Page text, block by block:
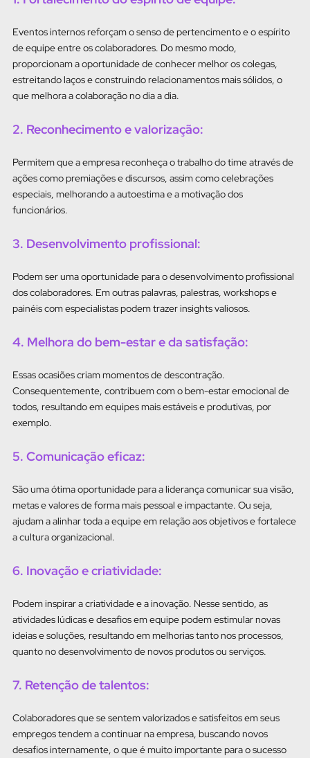
Eventos internos reforçam o senso de pertencimento e o espírito
de equipe entre os colaboradores. Do mesmo modo,
proporcionam a oportunidade de conhecer melhor os colegas,
estreitando laços e construindo relacionamentos mais sólidos, o
que melhora a colaboração no dia a dia.
2. Reconhecimento e valorização:
Permitem que a empresa reconheça o trabalho do time através de
ações como premiações e discursos, assim como celebrações
especiais, melhorando a autoestima e a motivação dos
funcionários.
3. Desenvolvimento profissional:
Podem ser uma oportunidade para o desenvolvimento profissional
dos colaboradores. Em outras palavras, palestras, workshops e
painéis com especialistas podem trazer insights valiosos.
4. Melhora do bem-estar e da satisfação:
Essas ocasiões criam momentos de descontração.
Consequentemente, contribuem com o bem-estar emocional de
todos, resultando em equipes mais estáveis e produtivas, por
exemplo.
5. Comunicação eficaz:
São uma ótima oportunidade para a liderança comunicar sua visão,
metas e valores de forma mais pessoal e impactante. Ou seja,
ajudam a alinhar toda a equipe em relação aos objetivos e fortalece
a cultura organizacional.
6. Inovação e criatividade:
Podem inspirar a criatividade e a inovação. Nesse sentido, as
atividades lúdicas e desafios em equipe podem estimular novas
ideias e soluções, resultando em melhorias tanto nos processos,
quanto no desenvolvimento de novos produtos ou serviços.
7. Retenção de talentos:
Colaboradores que se sentem valorizados e satisfeitos em seus
empregos tendem a continuar na empresa, buscando novos
desafios internamente, o que é muito importante para o sucesso